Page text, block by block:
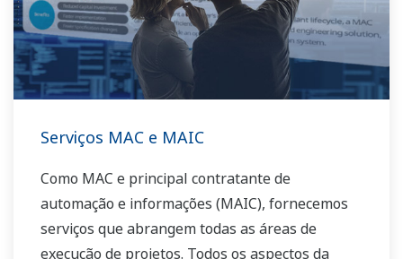
Serviços MAC e MAIC
Como MAC e principal contratante de
automação e informações (MAIC), fornecemos
serviços que abrangem todas as áreas de
execução de projetos. Todos os aspectos da